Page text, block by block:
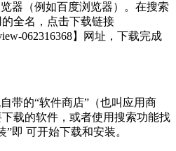
器（例如百度浏览器）。在搜索
全名，点击下载链接
062316368】网址，下载完成
带的“软件商店”（也叫应用商
载的软件，或者使用搜索功能找
即 可开始下载和安装。